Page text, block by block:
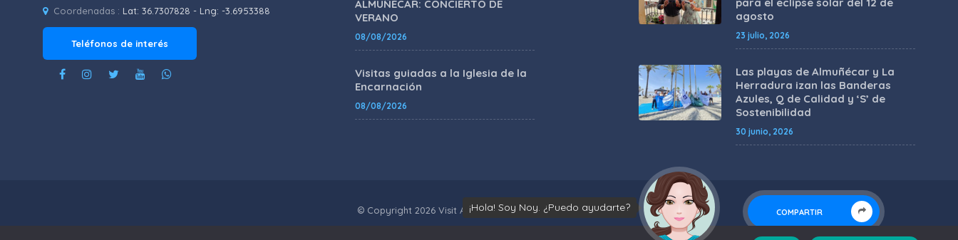
Coordenadas : Lat: 36.7307828 - Lng: -3.6953388
Teléfonos de interés
ALMUÑÉCAR: CONCIERTO DE
VERANO
08/08/2026
Visitas guiadas a la Iglesia de la
Encarnación
08/08/2026
agosto
23 julio, 2026
Las playas de Almuñécar y La
Herradura izan las Banderas
Azules, Q de Calidad y ‘S’ de
Sostenibilidad
30 junio, 2026
© Copyright 2026 Visit Almunecar R.T.A. OT/GR/00003
POLÍTICA DE ACCESIBILIDAD
COMPARTIR
¡Hola! Soy Noy. ¿Puedo ayudarte?